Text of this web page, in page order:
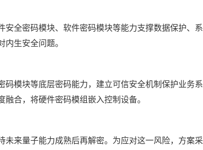
全密码模块、软件密码模块等能力支撑数据保护、系
生安全问题。
模块等底层密码能力，建立可信安全机制保护业务系
合，将硬件密码模组嵌入控制设备。
来量子能力成熟后再解密。为应对这一风险，方案采